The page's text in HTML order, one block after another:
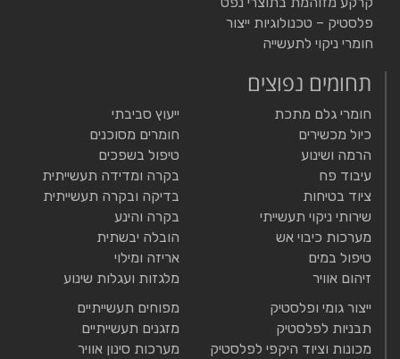
פלסטיק – טכנולוגיות ייצור
חומרי ניקוי לתעשייה
תחומים נפוצים
חומרי גלם מתכת
כיול מכשירים
הרמה ושינוע
עיבוד פח
ציוד בטיחות
שירותי ניקוי תעשייתי
מערכות כיבוי אש
טיפול במים
זיהום אוויר
ייעוץ סביבתי
חומרים מסוכנים
טיפול בשפכים
בקרה ומדידה תעשייתית
בדיקה ובקרה תעשייתית
בקרה והינע
הובלה יבשתית
אריזה ומילוי
מלגזות ועגלות שינוע
ייצור גומי ופלסטיק
תבניות לפלסטיק
מכונות וציוד היקפי לפלסטיק
מפוחים תעשייתיים
מזגנים תעשייתיים
מערכות סינון אוויר